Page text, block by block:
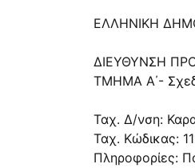
ΕΛΛΗΝΙΚΗ
ΔΙΕΥΘΥΝΣΗ
ΤΜΗΜΑ Α΄-
Ταχ. Δ/νση:
Ταχ. Κώδικας:
Πληροφορίες: